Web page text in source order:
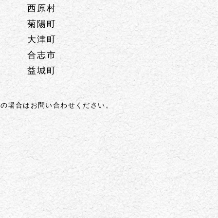
西原村
菊陽町
大津町
合志市
益城町
場合はお問い合わせください。